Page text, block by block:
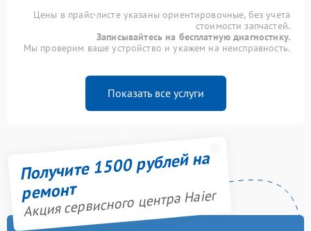
Цены в прайс-листе указаны ориентировочные, без учета
стоимости запчастей.
Записывайтесь на бесплатную диагностику.
Мы проверим ваше устройство и укажем на неисправность.
Показать все услуги
Получите 1500 рублей на
ремонт
Акция сервисного центра Haier